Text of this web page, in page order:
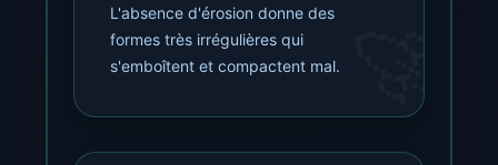
L'absence d'érosion donne des
formes très irrégulières qui
s'emboîtent et compactent mal.